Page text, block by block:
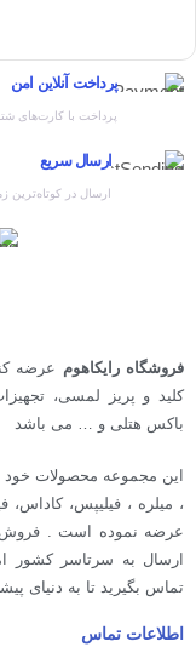
پرداخت آنلاین امن
پرداخت با کارت‌های
ارسال سریع
ارسال در کوتاه‌ترین
فروشگاه رایکاهوم عرضه
کلید و پریز لمسی،
باکس هتلی و … می باشد
این مجموعه محصولات خود
، میلره ، فیلیپس، کاداس،
عرضه نموده است . فروش
ارسال به سرتاسر کشور
تماس بگیرید تا به دنیای
اطلاعات تماس